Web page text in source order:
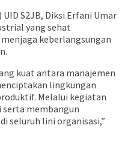
S2JB, Diksi Erfani Umar
yang sehat
keberlangsungan
kuat antara manajemen
lingkungan
Melalui kegiatan
membangun
seluruh lini organisasi,”